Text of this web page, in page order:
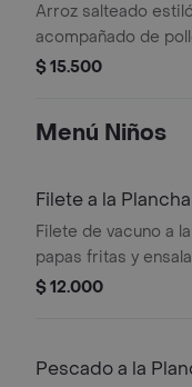
Arroz salteado
acompañado de
camarones en salsa
$ 15.500
Menú Niños
Filete a la
Filete de vacuno a
papas fritas y
$ 12.000
Pescado a la